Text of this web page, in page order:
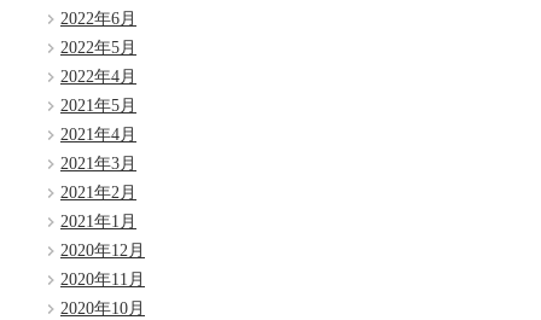
2022年6月
2022年5月
2022年4月
2021年5月
2021年4月
2021年3月
2021年2月
2021年1月
2020年12月
2020年11月
2020年10月